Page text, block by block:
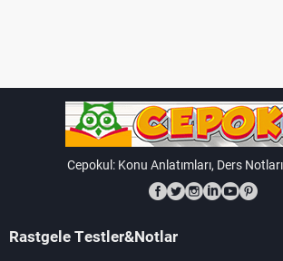
Cepokul: Konu Anlatımları, Ders
Rastgele Testler&Notlar